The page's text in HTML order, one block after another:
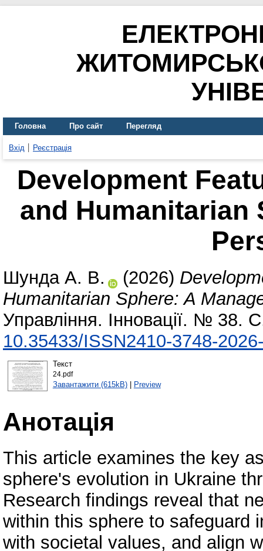
Головна Про сайт Перегляд
Вхід Реєстрація
Development
and Humanitarian
Шунда А. В. (2026)
Humanitarian Sphere: A
Управління. Інновації. № 38.
10.35433/ISSN2410-3748-
Текст
24.pdf
Завантажити (615kB)| Preview
Анотація
This article examines the key
sphere's evolution in Ukraine
Research findings reveal that
within this sphere to safeguard
with societal values, and align